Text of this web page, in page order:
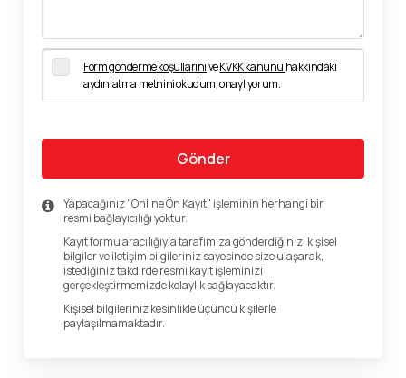
Form gönderme koşullarınıveKVKK kanunu hakkındaki
aydınlatma metnini okudum, onaylıyorum.
Gönder
Yapacağınız "Online Ön Kayıt" işleminin herhangi bir
resmi bağlayıcılığı yoktur.
Kayıt formu aracılığıyla tarafımıza gönderdiğiniz, kişisel
bilgiler ve iletişim bilgileriniz sayesinde size ulaşarak,
istediğiniz takdirde resmi kayıt işleminizi
gerçekleştirmemizde kolaylık sağlayacaktır.
Kişisel bilgileriniz kesinlikle üçüncü kişilerle
paylaşılmamaktadır.